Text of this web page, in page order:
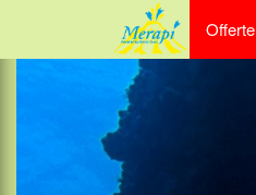
Offerte